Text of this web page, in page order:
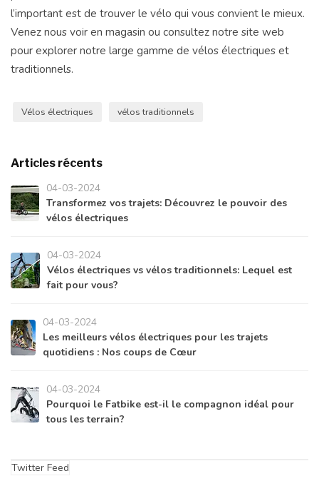
l’important est de trouver le vélo qui vous convient le mieux.
Venez nous voir en magasin ou consultez notre site web
pour explorer notre large gamme de vélos électriques et
traditionnels.
Vélos électriques vélos traditionnels
Articles récents
04-03-2024
Transformez vos trajets: Découvrez le pouvoir des
vélos électriques
04-03-2024
Vélos électriques vs vélos traditionnels: Lequel est
fait pour vous?
04-03-2024
Les meilleurs vélos électriques pour les trajets
quotidiens : Nos coups de Cœur
04-03-2024
Pourquoi le Fatbike est-il le compagnon idéal pour
tous les terrain?
Twitter Feed